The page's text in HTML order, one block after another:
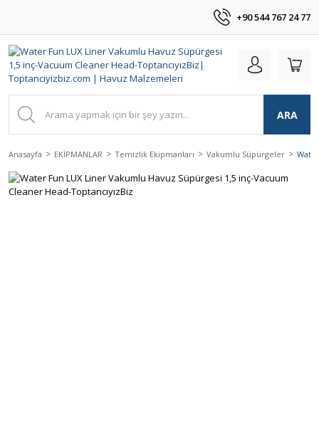
+90 544 767 24 77
ARA
Anasayfa EKİPMANLAR Temizlik Ekipmanları Vakumlu Süpürgeler